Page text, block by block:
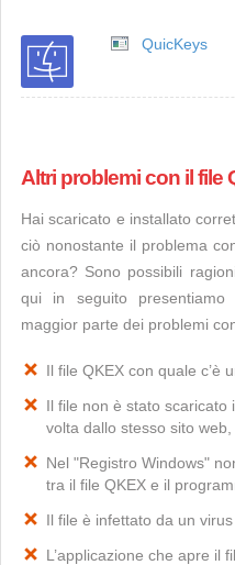
QuicKeys
Altri problemi con il file
Hai scaricato e installato
ciò nonostante il problema
ancora? Sono possibili
qui in seguito
maggior parte dei problemi
Il file QKEX con quale c’è
Il file non è stato scaricato
volta dallo stesso sito
Nel "Registro Windows"
tra il file QKEX e il
Il file è infettato da un
L’applicazione che apre il